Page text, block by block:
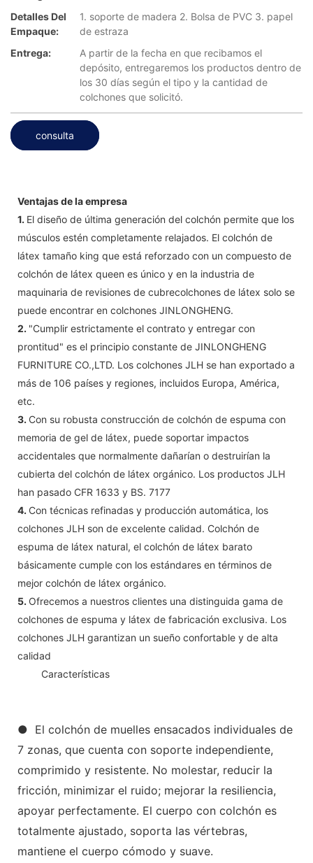
Detalles Del
Empaque:
1. soporte de madera 2. Bolsa de PVC 3. papel
de estraza
Entrega:
A partir de la fecha en que recibamos el
depósito, entregaremos los productos dentro de
los 30 días según el tipo y la cantidad de
colchones que solicitó.
consulta
Ventajas de la empresa
1. El diseño de última generación del colchón permite que los
músculos estén completamente relajados. El colchón de
látex tamaño king que está reforzado con un compuesto de
colchón de látex queen es único y en la industria de
maquinaria de revisiones de cubrecolchones de látex solo se
puede encontrar en colchones JINLONGHENG.
2. "Cumplir estrictamente el contrato y entregar con
prontitud" es el principio constante de JINLONGHENG
FURNITURE CO.,LTD. Los colchones JLH se han exportado a
más de 106 países y regiones, incluidos Europa, América,
etc.
3. Con su robusta construcción de colchón de espuma con
memoria de gel de látex, puede soportar impactos
accidentales que normalmente dañarían o destruirían la
cubierta del colchón de látex orgánico. Los productos JLH
han pasado CFR 1633 y BS. 7177
4. Con técnicas refinadas y producción automática, los
colchones JLH son de excelente calidad. Colchón de
espuma de látex natural, el colchón de látex barato
básicamente cumple con los estándares en términos de
mejor colchón de látex orgánico.
5. Ofrecemos a nuestros clientes una distinguida gama de
colchones de espuma y látex de fabricación exclusiva. Los
colchones JLH garantizan un sueño confortable y de alta
calidad
Características
● El colchón de muelles ensacados individuales de
7 zonas, que cuenta con soporte independiente,
comprimido y resistente. No molestar, reducir la
fricción, minimizar el ruido; mejorar la resiliencia,
apoyar perfectamente. El cuerpo con colchón es
totalmente ajustado, soporta las vértebras,
mantiene el cuerpo cómodo y suave.